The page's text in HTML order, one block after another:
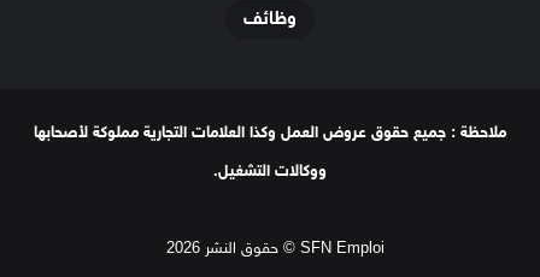
وظائف
ملاحظة : جميع حقوق عروض العمل وكذا العلامات التجارية مملوكة لأصحابها
ووكالات التشغيل.
SFN Emploi © حقوق النشر 2026